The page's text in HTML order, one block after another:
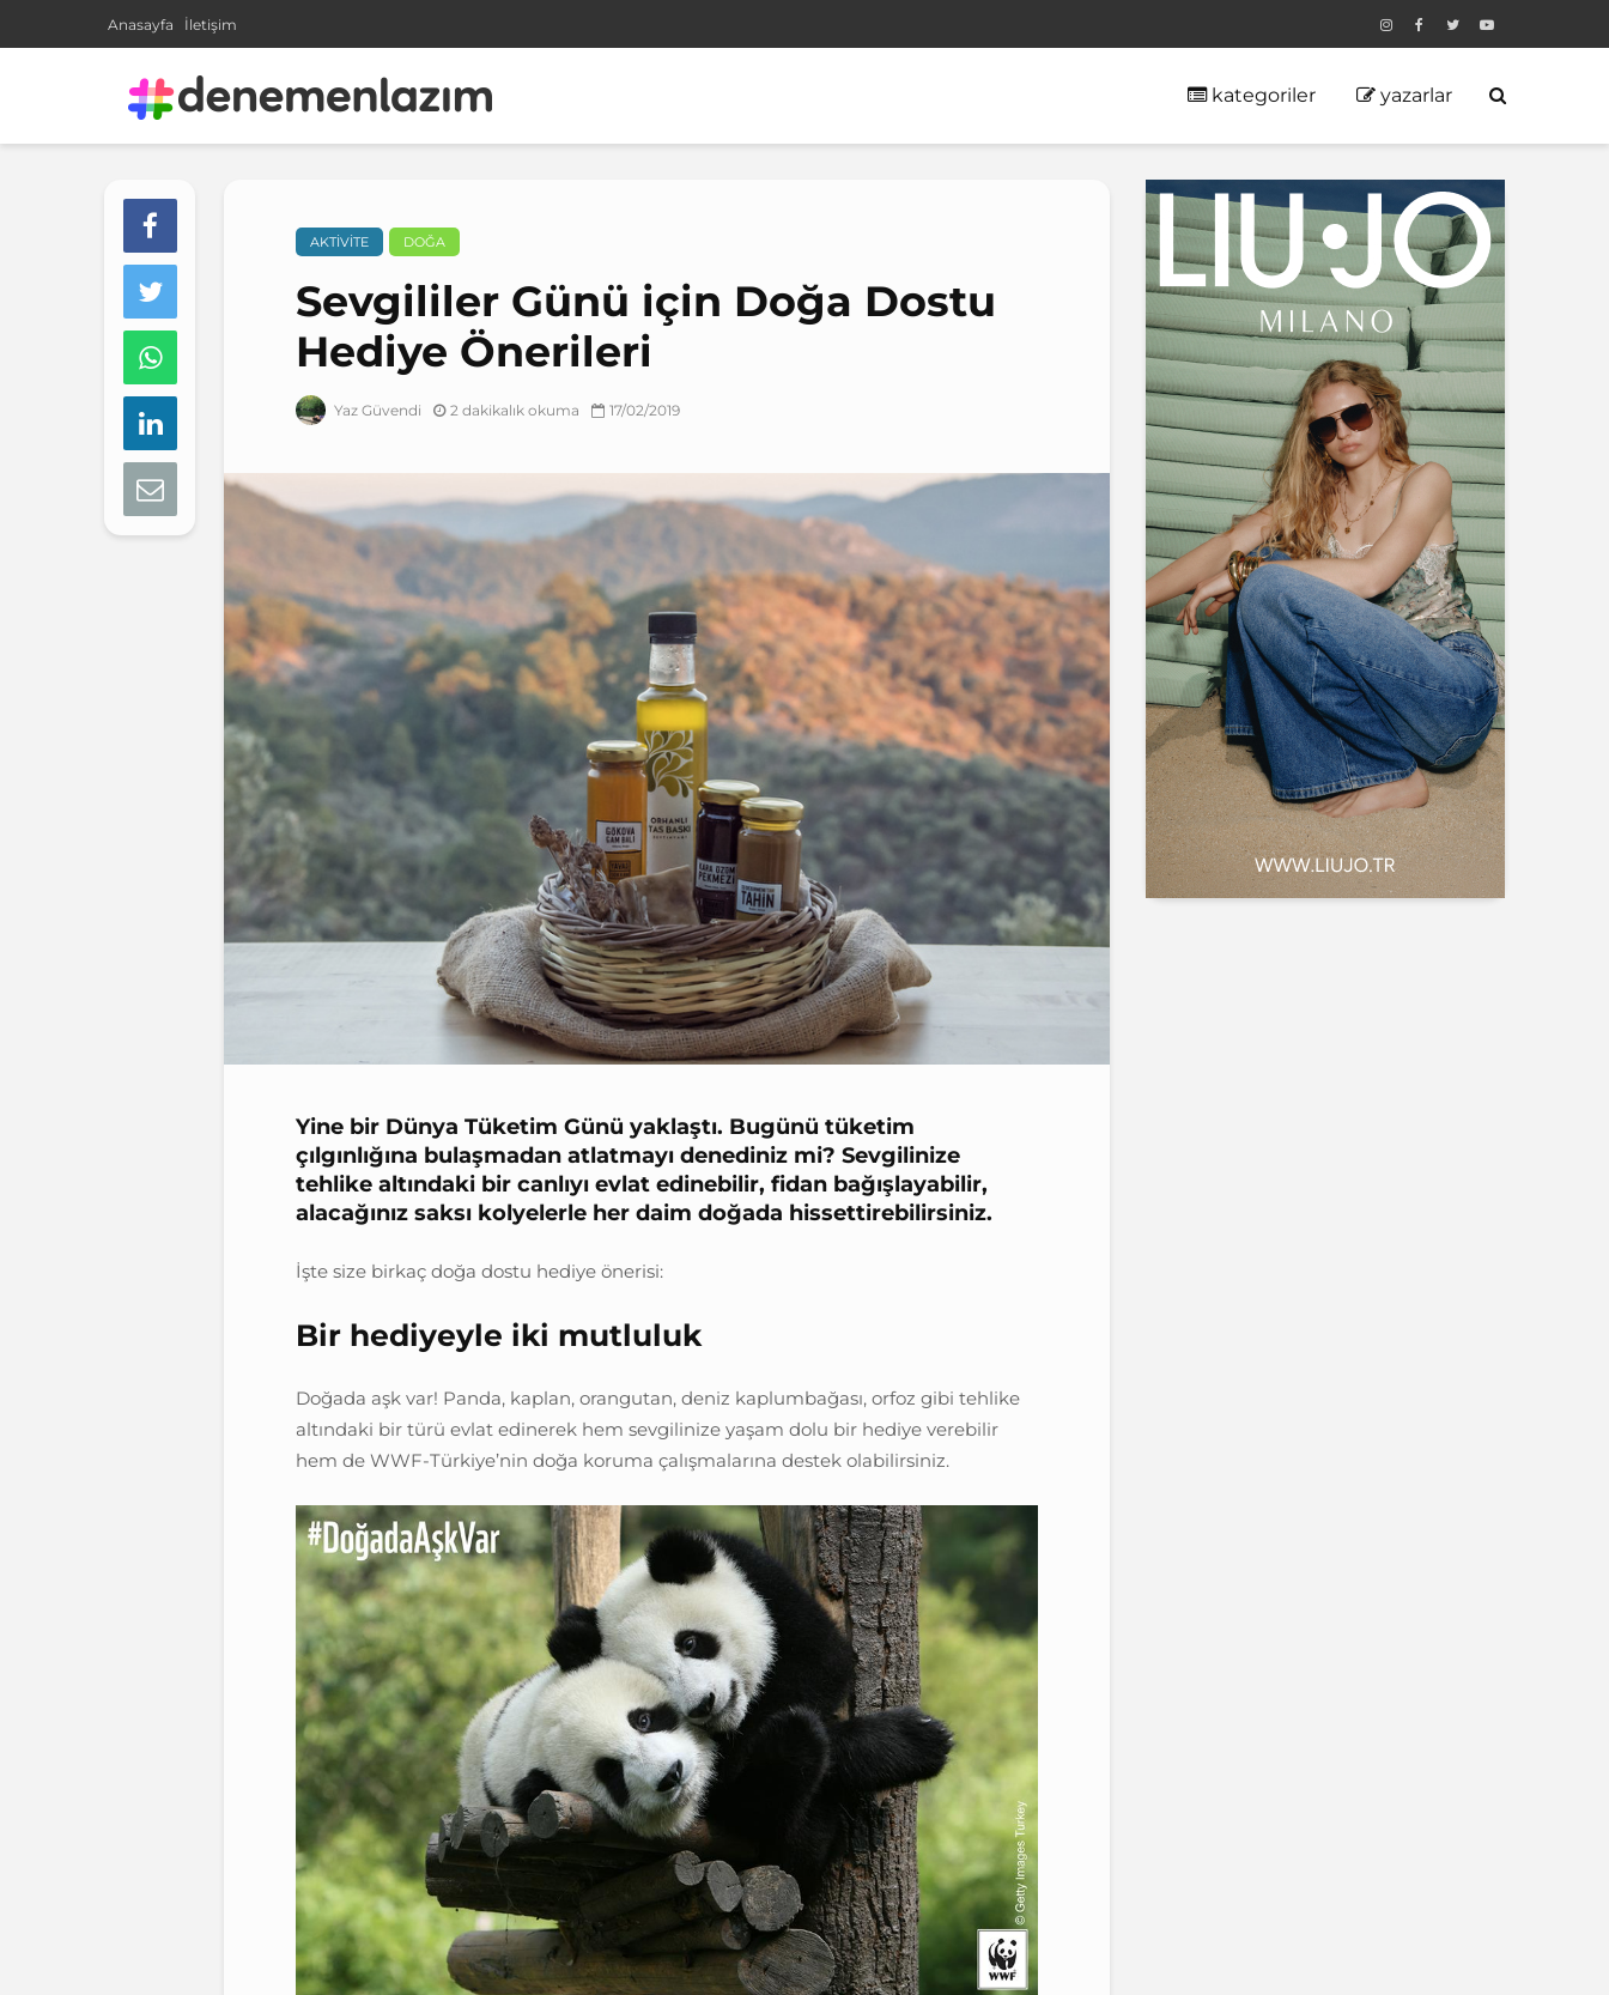
Anasayfa İletişim
kategoriler yazarlar
AKTIVITE DOĞA
Sevgililer Günü için Doğa Dostu
Hediye Önerileri
Yaz Güvendi 2 dakikalık okuma 17/02/2019
Yine bir Dünya Tüketim Günü yaklaştı. Bugünü tüketim
çılgınlığına bulaşmadan atlatmayı denediniz mi? Sevgilinize
tehlike altındaki bir canlıyı evlat edinebilir, fidan bağışlayabilir,
alacağınız saksı kolyelerle her daim doğada hissettirebilirsiniz.
İşte size birkaç doğa dostu hediye önerisi:
Bir hediyeyle iki mutluluk
Doğada aşk var! Panda, kaplan, orangutan, deniz kaplumbağası, orfoz gibi tehlike
altındaki bir türü evlat edinerek hem sevgilinize yaşam dolu bir hediye verebilir
hem de WWF-Türkiye’nin doğa koruma çalışmalarına destek olabilirsiniz.